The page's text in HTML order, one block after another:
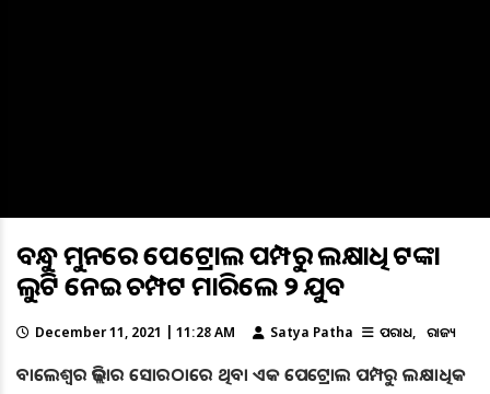
ବନ୍ଧୁକ ମୁନରେ ପେଟ୍ରୋଲ ପମ୍ପରୁ ଲକ୍ଷାଧିକ ଟଙ୍କା
ଲୁଟି ନେଇ ଚମ୍ପଟ ମାରିଲେ ୨ ଯୁବକ
December 11, 2021 | 11:28 AM Satya Patha ଅପରାଧ ରାଜ୍ୟ
ବାଲେଶ୍ବର ଜିଲ୍ଲାର ସୋରଠାରେ ଥିବା ଏକ ପେଟ୍ରୋଲ ପମ୍ପରୁ ଲକ୍ଷାଧିକ